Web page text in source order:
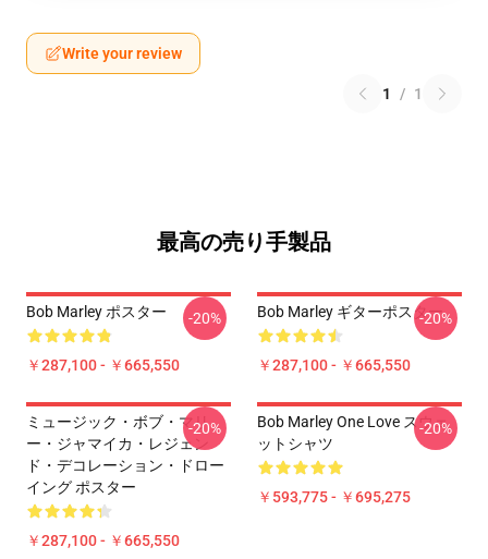
Write your review
1 / 1
最高の売り手製品
Bob Marley ポスター
￥287,100 - ￥665,550
-20% Bob Marley ギターポスター
￥287,100 - ￥665,550
-20%
ミュージック・ボブ・マリ
ー・ジャマイカ・レジェン
ド・デコレーション・ドロー
イング ポスター
￥287,100 - ￥665,550
-20%
Bob Marley One Love スウェ
ットシャツ
￥593,775 - ￥695,275
-20%